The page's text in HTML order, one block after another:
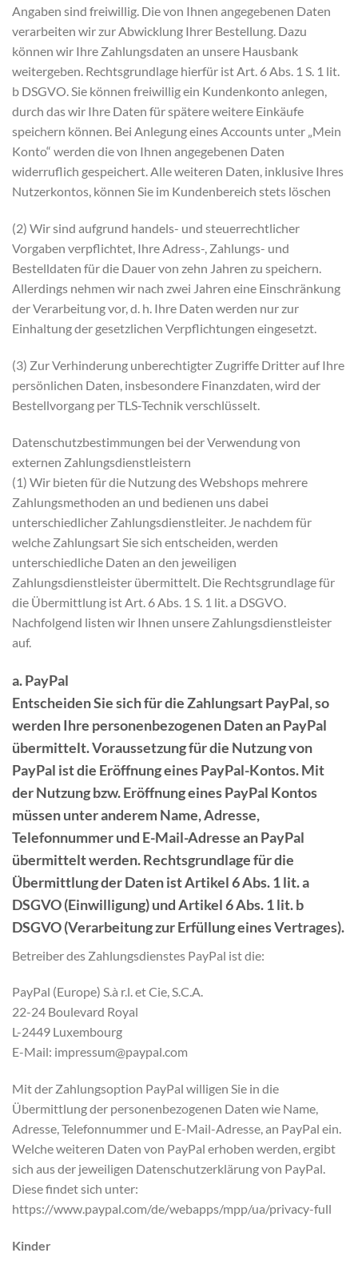
Angaben sind freiwillig. Die von Ihnen angegebenen Daten
verarbeiten wir zur Abwicklung Ihrer Bestellung. Dazu
können wir Ihre Zahlungsdaten an unsere Hausbank
weitergeben. Rechtsgrundlage hierfür ist Art. 6 Abs. 1 S. 1 lit.
b DSGVO. Sie können freiwillig ein Kundenkonto anlegen,
durch das wir Ihre Daten für spätere weitere Einkäufe
speichern können. Bei Anlegung eines Accounts unter „Mein
Konto“ werden die von Ihnen angegebenen Daten
widerruflich gespeichert. Alle weiteren Daten, inklusive Ihres
Nutzerkontos, können Sie im Kundenbereich stets löschen
(2) Wir sind aufgrund handels- und steuerrechtlicher
Vorgaben verpflichtet, Ihre Adress-, Zahlungs- und
Bestelldaten für die Dauer von zehn Jahren zu speichern.
Allerdings nehmen wir nach zwei Jahren eine Einschränkung
der Verarbeitung vor, d. h. Ihre Daten werden nur zur
Einhaltung der gesetzlichen Verpflichtungen eingesetzt.
(3) Zur Verhinderung unberechtigter Zugriffe Dritter auf Ihre
persönlichen Daten, insbesondere Finanzdaten, wird der
Bestellvorgang per TLS-Technik verschlüsselt.
Datenschutzbestimmungen bei der Verwendung von
externen Zahlungsdienstleistern
(1) Wir bieten für die Nutzung des Webshops mehrere
Zahlungsmethoden an und bedienen uns dabei
unterschiedlicher Zahlungsdienstleiter. Je nachdem für
welche Zahlungsart Sie sich entscheiden, werden
unterschiedliche Daten an den jeweiligen
Zahlungsdienstleister übermittelt. Die Rechtsgrundlage für
die Übermittlung ist Art. 6 Abs. 1 S. 1 lit. a DSGVO.
Nachfolgend listen wir Ihnen unsere Zahlungsdienstleister
auf.
a. PayPal
Entscheiden Sie sich für die Zahlungsart PayPal, so
werden Ihre personenbezogenen Daten an PayPal
übermittelt. Voraussetzung für die Nutzung von
PayPal ist die Eröffnung eines PayPal-Kontos. Mit
der Nutzung bzw. Eröffnung eines PayPal Kontos
müssen unter anderem Name, Adresse,
Telefonnummer und E-Mail-Adresse an PayPal
übermittelt werden. Rechtsgrundlage für die
Übermittlung der Daten ist Artikel 6 Abs. 1 lit. a
DSGVO (Einwilligung) und Artikel 6 Abs. 1 lit. b
DSGVO (Verarbeitung zur Erfüllung eines Vertrages).
Betreiber des Zahlungsdienstes PayPal ist die:
PayPal (Europe) S.à r.l. et Cie, S.C.A.
22-24 Boulevard Royal
L-2449 Luxembourg
E-Mail: impressum@paypal.com
Mit der Zahlungsoption PayPal willigen Sie in die
Übermittlung der personenbezogenen Daten wie Name,
Adresse, Telefonnummer und E-Mail-Adresse, an PayPal ein.
Welche weiteren Daten von PayPal erhoben werden, ergibt
sich aus der jeweiligen Datenschutzerklärung von PayPal.
Diese findet sich unter:
https://www.paypal.com/de/webapps/mpp/ua/privacy-full
Kinder